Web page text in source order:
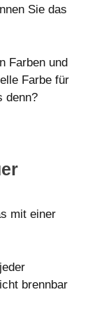
Sie das
Farben und
Farbe für
denn?
mit einer
brennbar